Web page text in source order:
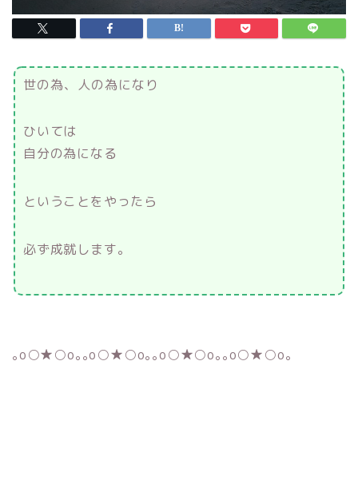
世の為、人の為になり
ひいては
自分の為になる
ということをやったら
必ず成就します。
｡o○★○o｡｡o○★○o｡｡o○★○o｡｡o○★○o｡